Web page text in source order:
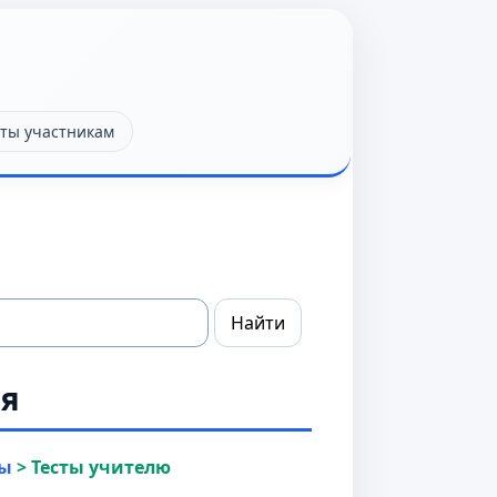
участникам
>Тесты учителю